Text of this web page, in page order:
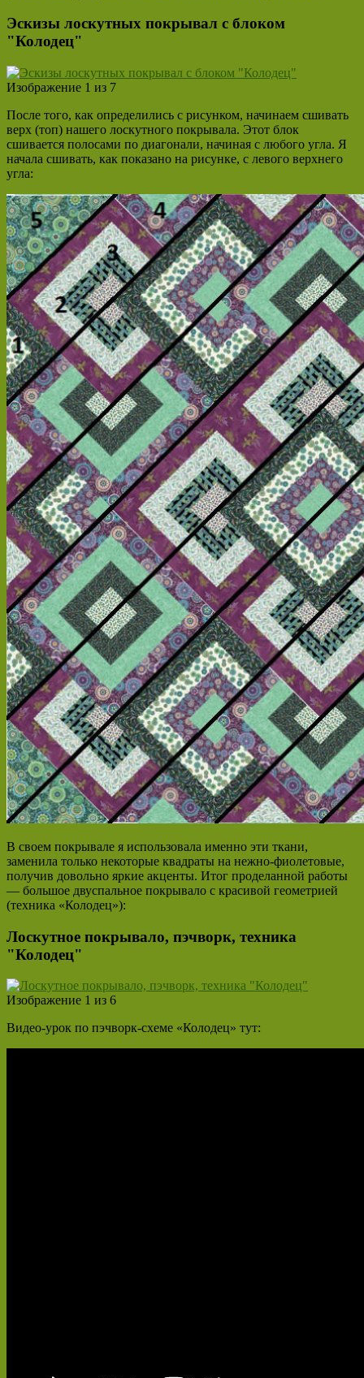
Эскизы лоскутных покрывал с блоком
"Колодец"
Изображение 1 из 7
После того, как определились с рисунком, начинаем сшивать
верх (топ) нашего лоскутного покрывала. Этот блок
сшивается полосами по диагонали, начиная с любого угла. Я
начала сшивать, как показано на рисунке, с левого верхнего
угла:
В своем покрывале я использовала именно эти ткани,
заменила только некоторые квадраты на нежно-фиолетовые,
получив довольно яркие акценты. Итог проделанной работы
— большое двуспальное покрывало с красивой геометрией
(техника «Колодец»):
Лоскутное покрывало, пэчворк, техника
"Колодец"
Изображение 1 из 6
Видео-урок по пэчворк-схеме «Колодец» тут: